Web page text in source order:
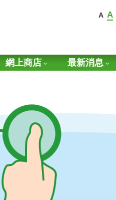
A A
網上商店 最新消息